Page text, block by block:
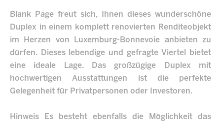
Blank Page freut sich, Ihnen dieses wunderschöne
Duplex in einem komplett renovierten Renditeobjekt
im Herzen von Luxemburg-Bonnevoie anbieten zu
dürfen. Dieses lebendige und gefragte Viertel bietet
eine ideale Lage. Das großzügige Duplex mit
hochwertigen Ausstattungen ist die perfekte
Gelegenheit für Privatpersonen oder Investoren.
Hinweis Es besteht ebenfalls die Möglichkeit das